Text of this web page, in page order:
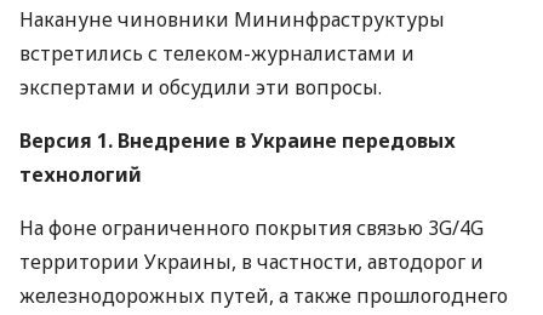
Накануне чиновники Мининфраструктуры
встретились с телеком-журналистами и
экспертами и обсудили эти вопросы.
Версия 1. Внедрение в Украине передовых
технологий
На фоне ограниченного покрытия связью 3G/4G
территории Украины, в частности, автодорог и
железнодорожных путей, а также прошлогоднего